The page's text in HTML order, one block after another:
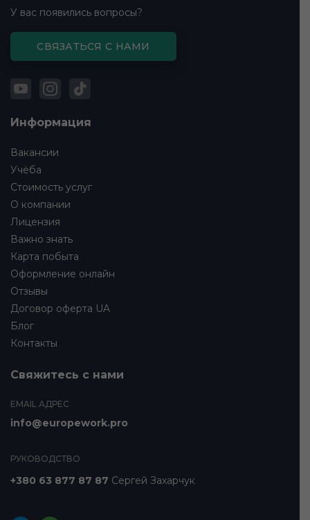
У вас появились вопросы?
СВЯЗАТЬСЯ С НАМИ
Информация
Вакансии
Учёба
Стоимость услуг
О компании
Лицензия
Важно знать
Карта побыта
Оформление онлайн
Отзывы
Договор оферта UA
Блог
Контакты
Свяжитесь с нами
EMAIL АДРЕС
info@europework.pro
РУКОВОДСТВО
+380 63 877 87 87 Сергей Захарчук